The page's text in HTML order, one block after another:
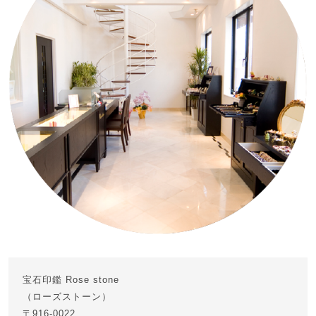
宝石印鑑 Rose stone
（ローズストーン）
〒916-0022